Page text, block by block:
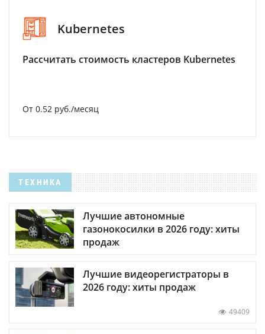
Kubernetes
Рассчитать стоимость кластеров Kubernetes
От 0.52 руб./месяц
ТЕХНИКА
Лучшие автономные
газонокосилки в 2026 году: хиты
продаж
Лучшие видеорегистраторы в
2026 году: хиты продаж
49409